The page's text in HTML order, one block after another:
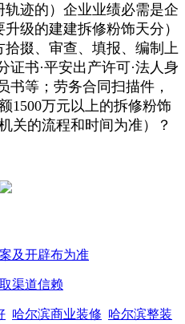
迹的）企业业绩必需是企
级的建建拆修粉饰天分）
掇、审查、填报、编制上
证书·平安出产许可·法人身
书等；劳务合同扫描件，
1500万元以上的拆修粉饰
关的流程和时间为准）？
及开辟布为准
渠道信赖
哈尔滨商业装修 哈尔滨整装